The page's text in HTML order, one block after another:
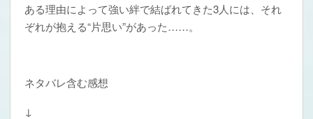
ある理由によって強い絆で結ばれてきた3人には、それ
ぞれが抱える“片思い”があった……。
ネタバレ含む感想
↓